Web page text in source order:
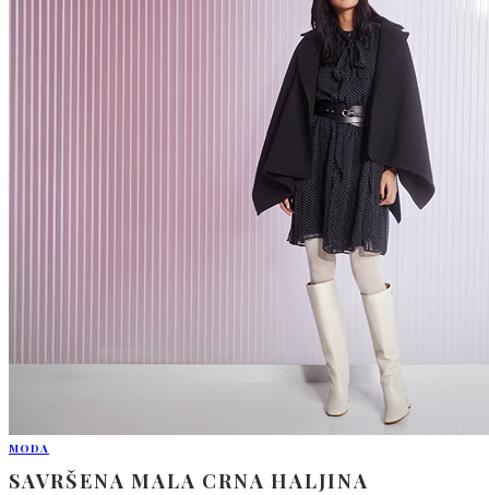
MODA
SAVRŠENA MALA CRNA HALJINA